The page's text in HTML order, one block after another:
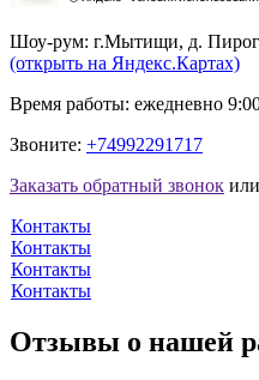
Шоу-рум: г.Мытищи, д.
(открыть на Яндекс.Картах)
Время работы: ежедневно
Звоните: +74992291717
Заказать обратный звонок или
Контакты
Контакты
Контакты
Контакты
Отзывы о нашей